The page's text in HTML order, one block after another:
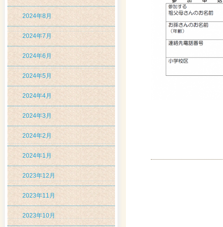
2024年8月
2024年7月
2024年6月
2024年5月
2024年4月
2024年3月
2024年2月
2024年1月
2023年12月
2023年11月
2023年10月